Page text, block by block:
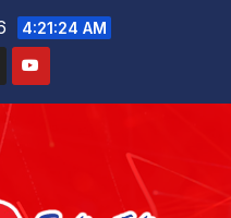
4:21:26 AM